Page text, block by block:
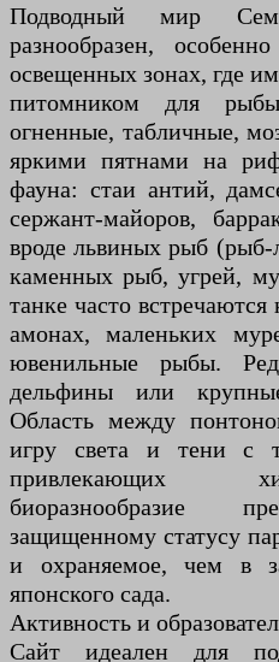
Подводный мир
разнообразен,
освещенных зонах, где
питомником для
огненные, табличные,
яркими пятнами на
фауна: стаи антий,
сержант-майоров,
вроде львиных рыб
каменных рыб, угрей,
танке часто
амонах, маленьких
ювенильные рыбы.
дельфины или
Область между
игру света и тени с
привлекающих
биоразнообразие
защищенному статусу
и охраняемое, чем в
японского сада.
Активность и
Сайт идеален для